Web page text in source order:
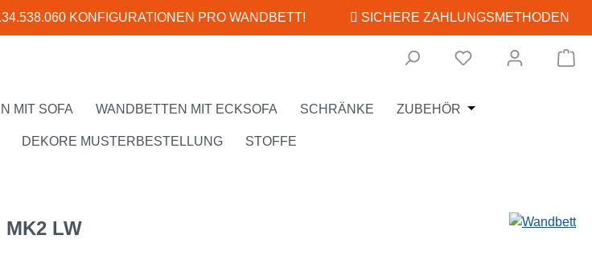
KONFIGURATIONEN PRO WANDBETT! SICHERE ZAHLUNGSMETHODEN
MIT SOFA WANDBETTEN MIT ECKSOFA SCHRÄNKE ZUBEHÖR Öffne oder Schließe
DEKORE MUSTERBESTELLUNG STOFFE
MK2 LW